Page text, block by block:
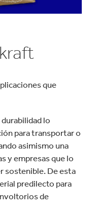
que
lo
para transportar o
asimismo una
y empresas que lo
sostenible. De esta
predilecto para
de